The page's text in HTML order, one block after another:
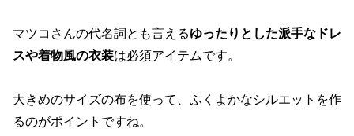
マツコさんの代名詞とも言えるゆったりとした派手なドレ
スや着物風の衣装は必須アイテムです。
大きめのサイズの布を使って、ふくよかなシルエットを作
るのがポイントですね。